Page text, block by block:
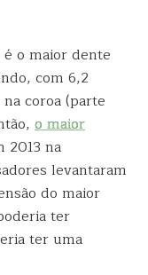
o maior dente
com 6,2
coroa (parte
o maior
2013 na
levantaram
do maior
ter
ter uma